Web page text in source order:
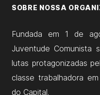
SOBRE NOSSA
Fundada em 1 de
Juventude Comunista
lutas protagonizadas
classe trabalhadora
do Capital.